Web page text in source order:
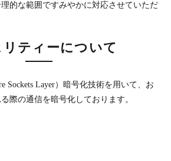
的な範囲ですみやかに対応させていただ
ティーについて
Sockets Layer）暗号化技術を用いて、お
際の通信を暗号化しております。